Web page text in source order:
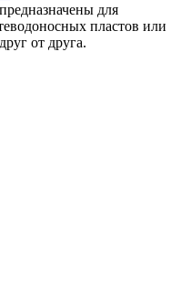
для
пластов или
от друга.